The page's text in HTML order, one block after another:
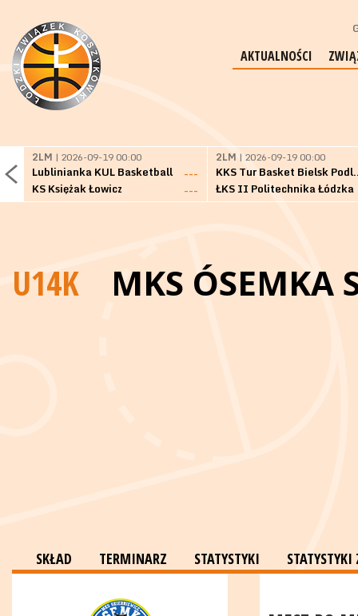
AKTUALNOŚCI
2LM | 2026-09-19 00:00
Lublinianka KUL Basketball
---
KS Księżak Łowicz
---
2LM | 2026-09-19 00:00
KKS Tur
ŁKS II Politechnika Łódzka
U14K MKS ÓSEMKA
SKŁAD TERMINARZ STATYSTYKI